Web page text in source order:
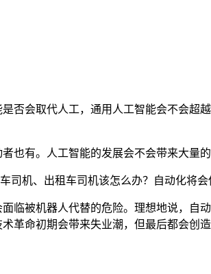
否会取代人工，通用人工智能会不会超
有。人工智能的发展会不会带来大量
司机、出租车司机该怎么办？自动化将
临被机器人代替的危险。理想地说，自
革命初期会带来失业潮，但最后都会创